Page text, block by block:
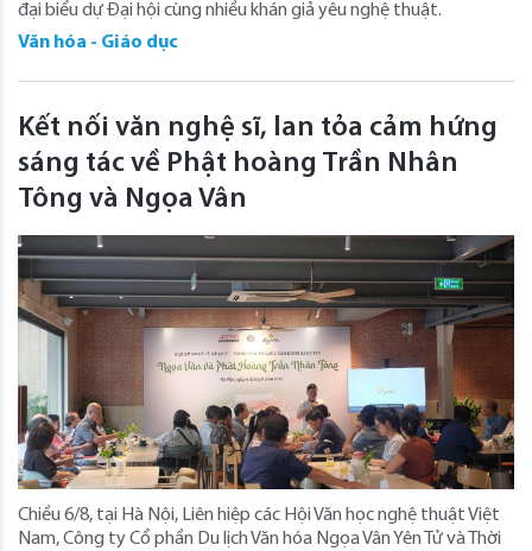
đại biểu dự Đại hội cùng nhiều khán giả yêu nghệ thuật.
Văn hóa - Giáo dục
Kết nối văn nghệ sĩ, lan tỏa cảm hứng
sáng tác về Phật hoàng Trần Nhân
Tông và Ngọa Vân
Chiều 6/8, tại Hà Nội, Liên hiệp các Hội Văn học nghệ thuật Việt
Nam, Công ty Cổ phần Du lịch Văn hóa Ngọa Vân Yên Tử và Thời